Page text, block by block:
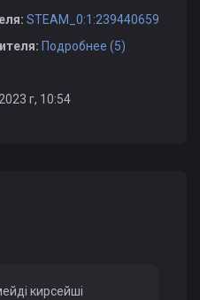
STEAM_0:1:239440659
Подробнее (5)
г, 10:54
кирсейші